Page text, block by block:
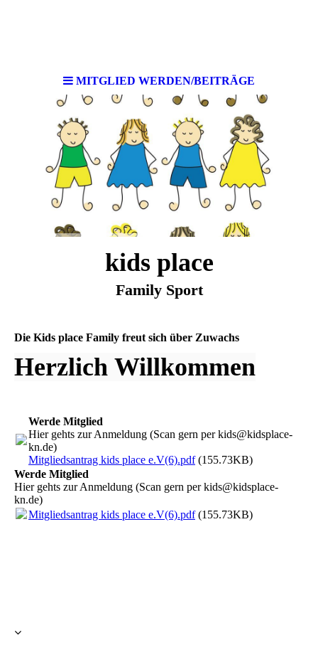
MITGLIED WERDEN/BEITRÄGE
kids place
Family Sport
Die Kids place Family freut sich über Zuwachs
Herzlich Willkommen
Werde Mitglied
Hier gehts zur Anmeldung (Scan gern per kids@kidsplace-
kn.de)
Mitgliedsantrag kids place e.V(6).pdf(155.73KB)
Werde Mitglied
Hier gehts zur Anmeldung (Scan gern per kids@kidsplace-
kn.de)
Mitgliedsantrag kids place e.V(6).pdf(155.73KB)